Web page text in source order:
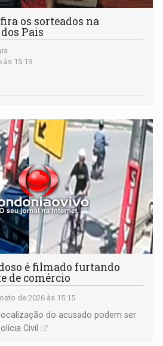
os sorteados na
Pais
às 15:19
é filmado furtando
de comércio
de 2026 às 15:15
do acusado podem ser
Civil